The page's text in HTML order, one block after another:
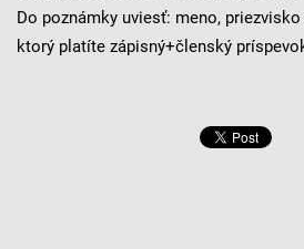
Do poznámky uviesť: meno,
ktorý platíte zápisný+členský